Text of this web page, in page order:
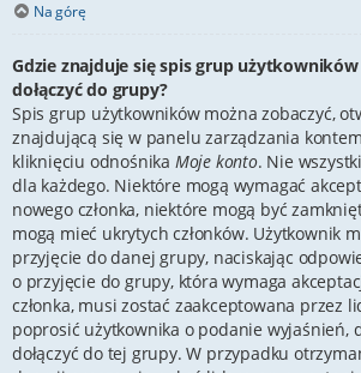
Na górę
Gdzie znajduje się spis grup
dołączyć do grupy?
Spis grup użytkowników można zobaczyć,
znajdującą się w panelu zarządzania
kliknięciu odnośnika Moje konto. Nie
dla każdego. Niektóre mogą wymagać
nowego członka, niektóre mogą być
mogą mieć ukrytych członków. Użytkownik
przyjęcie do danej grupy, naciskając
o przyjęcie do grupy, która wymaga
członka, musi zostać zaakceptowana przez
poprosić użytkownika o podanie wyjaśnień,
dołączyć do tej grupy. W przypadku